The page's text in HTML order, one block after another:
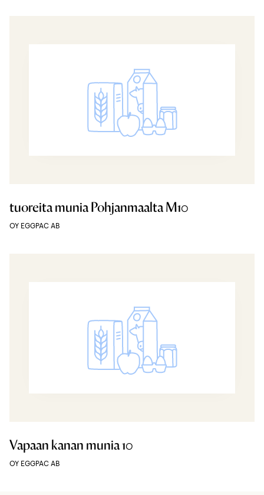
tuoreita munia Pohjanmaalta M10
OY EGGPAC AB
Vapaan kanan munia 10
OY EGGPAC AB